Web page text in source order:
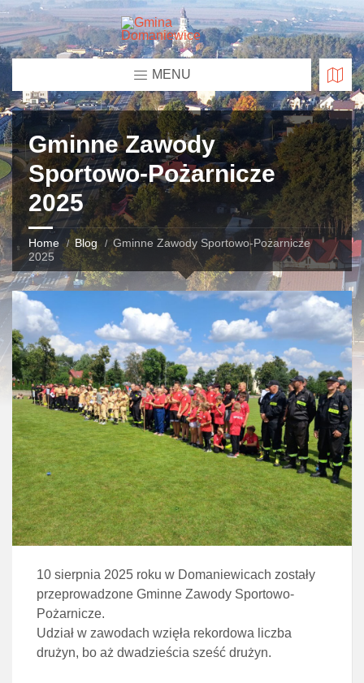
MENU
Gminne Zawody
Sportowo-Pożarnicze
2025
Home Blog
Gminne Zawody Sportowo-Pożarnicze
2025
10 sierpnia 2025 roku w Domaniewicach zostały
przeprowadzone Gminne Zawody Sportowo-
Pożarnicze.
Udział w zawodach wzięła rekordowa liczba
drużyn, bo aż dwadzieścia sześć drużyn.